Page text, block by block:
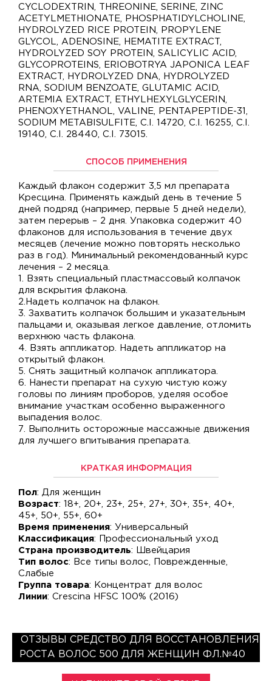
CYCLODEXTRIN, THREONINE, SERINE, ZINC
ACETYLMETHIONATE, PHOSPHATIDYLCHOLINE,
HYDROLYZED RICE PROTEIN, PROPYLENE
GLYCOL, ADENOSINE, HEMATITE EXTRACT,
HYDROLYZED SOY PROTEIN, SALICYLIC ACID,
GLYCOPROTEINS, ERIOBOTRYA JAPONICA LEAF
EXTRACT, HYDROLYZED DNA, HYDROLYZED
RNA, SODIUM BENZOATE, GLUTAMIC ACID,
ARTEMIA EXTRACT, ETHYLHEXYLGLYCERIN,
PHENOXYETHANOL, VALINE, PENTAPEPTIDE-31,
SODIUM METABISULFITE, C.I. 14720, C.I. 16255, C.I.
19140, C.I. 28440, C.I. 73015.
СПОСОБ ПРИМЕНЕНИЯ
Каждый флакон содержит 3,5 мл препарата
Кресцина. Применять каждый день в течение 5
дней подряд (например, первые 5 дней недели),
затем перерыв – 2 дня. Упаковка содержит 40
флаконов для использования в течение двух
месяцев (лечение можно повторять несколько
раз в год). Минимальный рекомендованный курс
лечения – 2 месяца.
1. Взять специальный пластмассовый колпачок
для вскрытия флакона.
2.Надеть колпачок на флакон.
3. Захватить колпачок большим и указательным
пальцами и, оказывая легкое давление, отломить
верхнюю часть флакона.
4. Взять аппликатор. Надеть аппликатор на
открытый флакон.
5. Снять защитный колпачок аппликатора.
6. Нанести препарат на сухую чистую кожу
головы по линиям проборов, уделяя особое
внимание участкам особенно выраженного
выпадения волос.
7. Выполнить осторожные массажные движения
для лучшего впитывания препарата.
КРАТКАЯ ИНФОРМАЦИЯ
Пол: Для женщин
Возраст: 18+, 20+, 23+, 25+, 27+, 30+, 35+, 40+,
45+, 50+, 55+, 60+
Время применения: Универсальный
Классификация: Профессиональный уход
Страна производитель: Швейцария
Тип волос: Все типы волос, Поврежденные,
Слабые
Группа товара: Концентрат для волос
Линии: Crescina HFSC 100% (2016)
ОТЗЫВЫ СРЕДСТВО ДЛЯ ВОССТАНОВЛЕНИЯ
РОСТА ВОЛОС 500 ДЛЯ ЖЕНЩИН ФЛ.№40